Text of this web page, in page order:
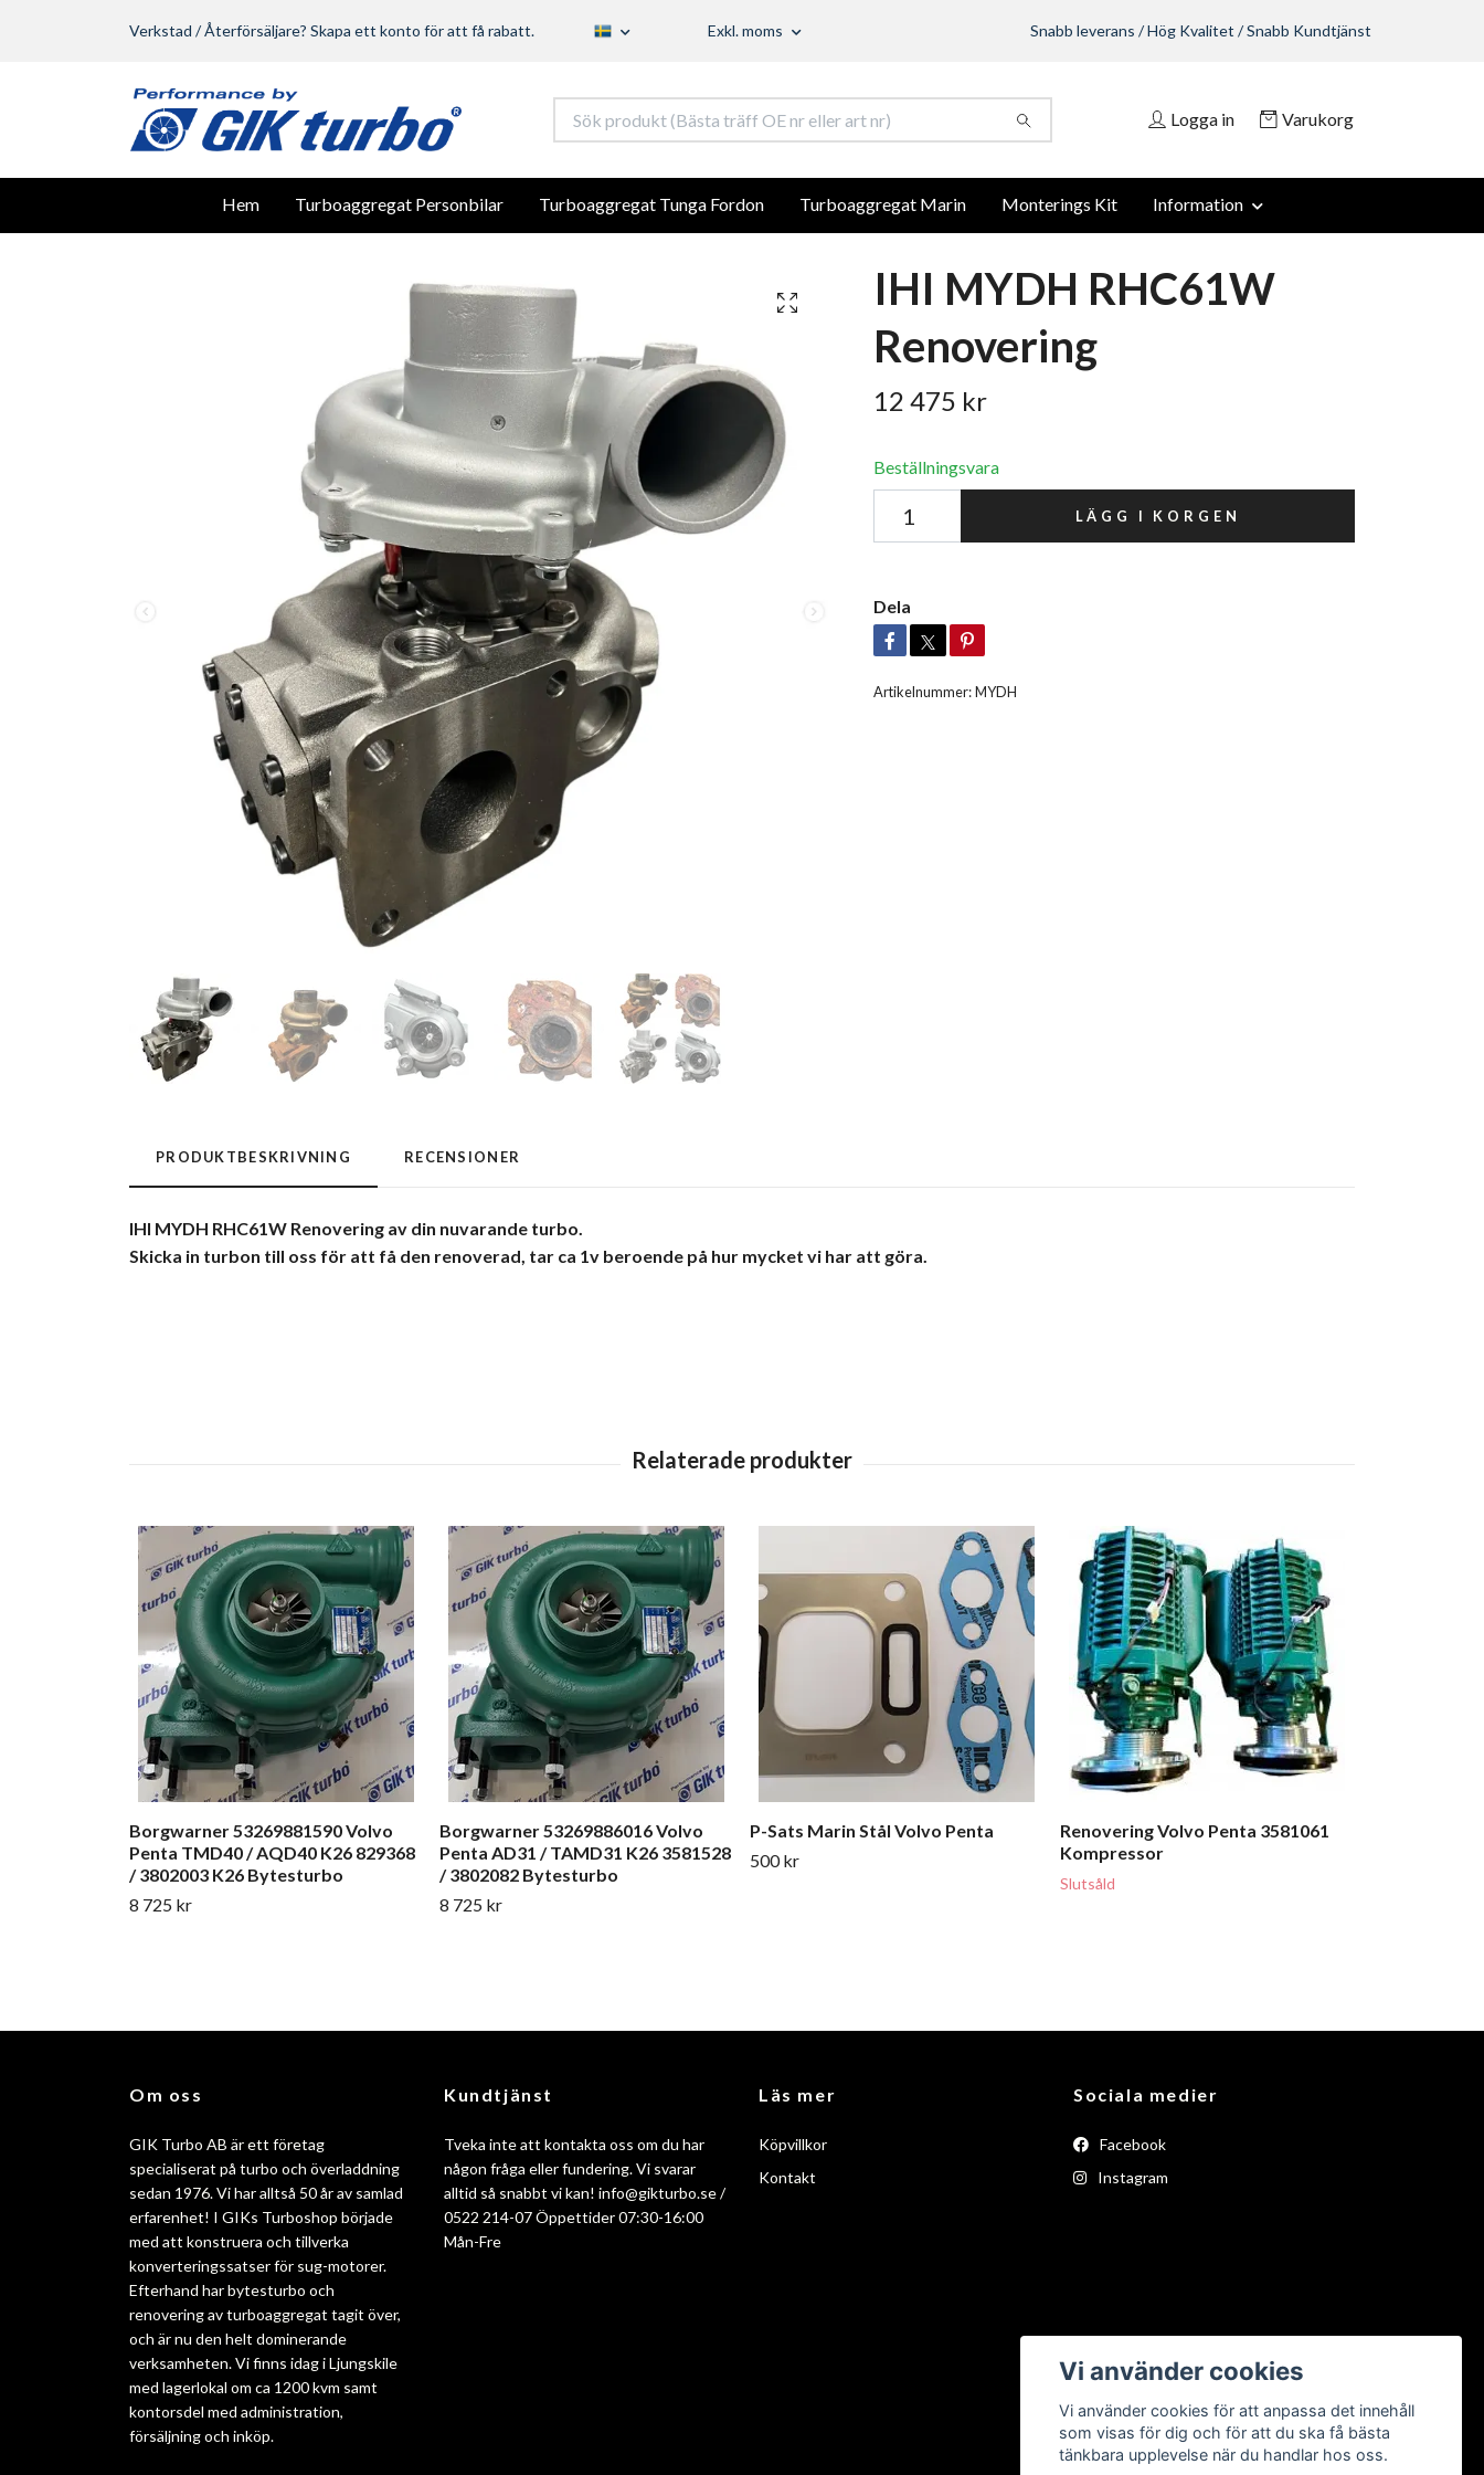
Verkstad / Återförsäljare? Skapa ett konto för att få rabatt. Exkl. moms Snabb leverans / Hög Kvalitet / Snabb Kundtjänst
Logga in Varukorg
Hem Turboaggregat Personbilar Turboaggregat Tunga Fordon Turboaggregat Marin Monterings Kit Information
IHI MYDH RHC61W
Renovering
12 475 kr
Beställningsvara
LÄGG I KORGEN
Dela
Artikelnummer:MYDH
PRODUKTBESKRIVNING RECENSIONER
IHI MYDH RHC61W Renovering av din nuvarande turbo.
Skicka in turbon till oss för att få den renoverad, tar ca 1v beroende på hur mycket vi har att göra.
Borgwarner 53269881590 Volvo
Penta TMD40 / AQD40 K26 829368
/ 3802003 K26 Bytesturbo
8 725 kr
Borgwarner 53269886016 Volvo
Penta AD31 / TAMD31 K26 3581528
/ 3802082 Bytesturbo
8 725 kr
P-Sats Marin Stål Volvo Penta
500 kr
Renovering Volvo Penta 3581061
Kompressor
Slutsåld
Om oss
GIK Turbo AB är ett företag
specialiserat på turbo och överladdning
sedan 1976. Vi har alltså 50 år av samlad
erfarenhet! I GIKs Turboshop började
med att konstruera och tillverka
konverteringssatser för sug-motorer.
Efterhand har bytesturbo och
renovering av turboaggregat tagit över,
och är nu den helt dominerande
verksamheten. Vi finns idag i Ljungskile
med lagerlokal om ca 1200 kvm samt
kontorsdel med administration,
försäljning och inköp.
Kundtjänst
Tveka inte att kontakta oss om du har
någon fråga eller fundering. Vi svarar
alltid så snabbt vi kan! info@gikturbo.se/
0522 214-07 Öppettider 07:30-16:00
Mån-Fre
Läs mer
Köpvillkor
Kontakt
Sociala medier
Facebook
Instagram
Vi använder cookies
Vi använder cookies för att anpassa det innehåll
som visas för dig och för att du ska få bästa
tänkbara upplevelse när du handlar hos oss.